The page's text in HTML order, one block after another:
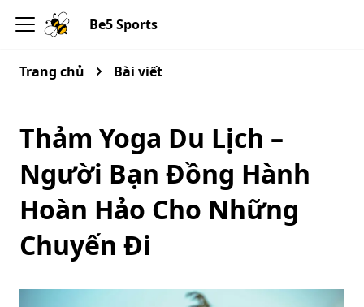
Be5 Sports
Trang chủ Bài viết
Thảm Yoga Du Lịch –
Người Bạn Đồng Hành
Hoàn Hảo Cho Những
Chuyến Đi